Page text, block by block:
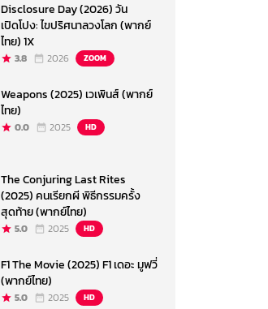
Disclosure Day (2026) วัน
เปิดโปง: ไขปริศนาลวงโลก (พากย์
ไทย) 1X
3.8 2026 ZOOM
Weapons (2025) เวเพินส์ (พากย์
ไทย)
0.0 2025 HD
The Conjuring Last Rites
(2025) คนเรียกผี พิธีกรรมครั้ง
สุดท้าย (พากย์ไทย)
5.0 2025 HD
F1 The Movie (2025) F1 เดอะ มูฟวี่
(พากย์ไทย)
5.0 2025 HD